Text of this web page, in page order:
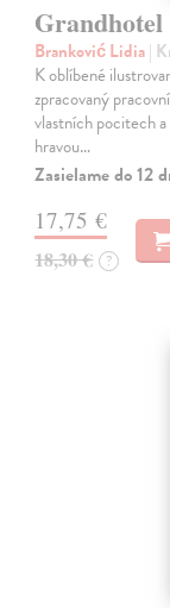
Branković Lidia|
K oblíbené
zpracovaný
vlastních pocitech
hravou…
Zasielame do 12
17,75 €
18,30 € ?